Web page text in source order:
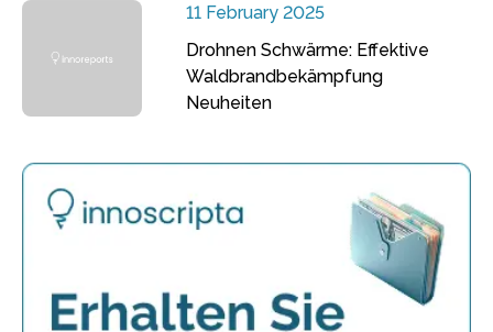
11 February 2025
Drohnen Schwärme: Effektive
Waldbrandbekämpfung
Neuheiten